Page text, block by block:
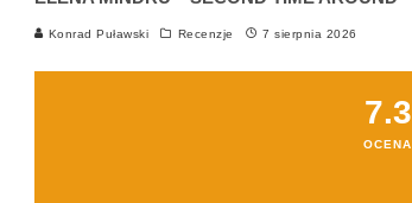
Konrad Puławski Recenzje 7 sierpnia 2026
7.3
OCENA